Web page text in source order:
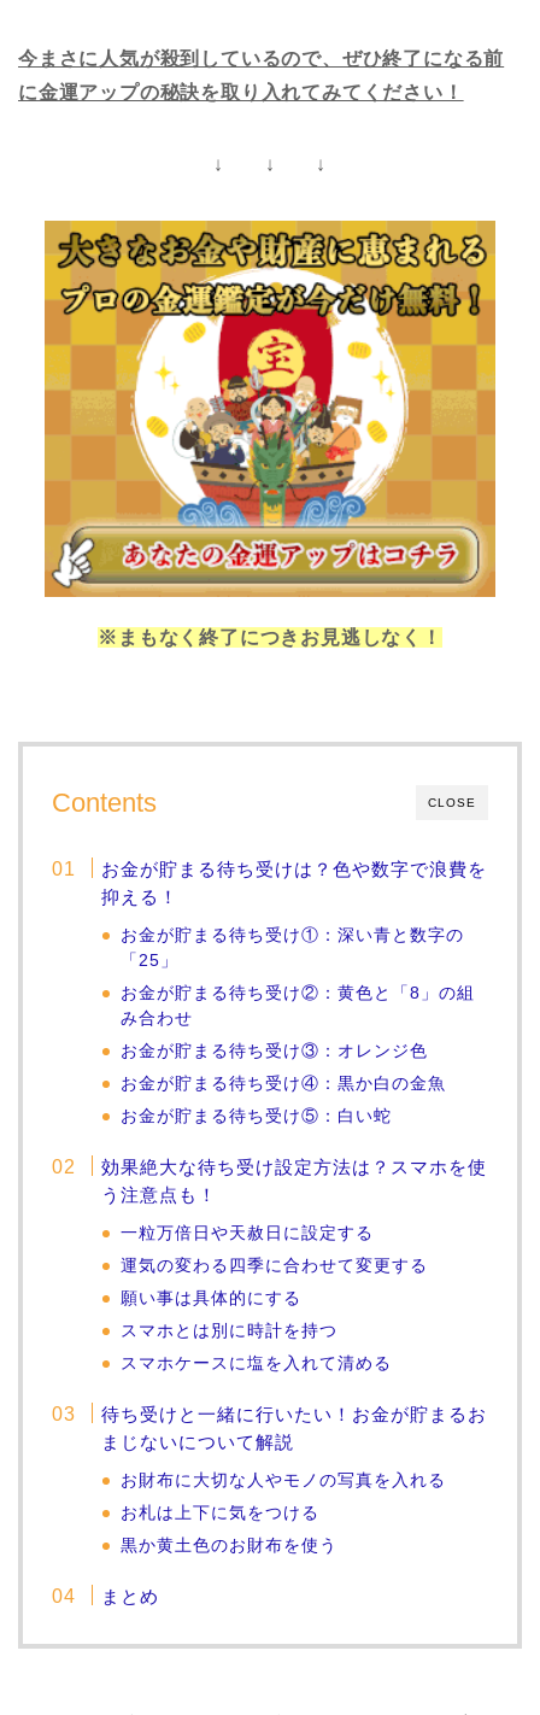
今まさに人気が殺到しているので、ぜひ終了になる前
に金運アップの秘訣を取り入れてみてください！
↓ ↓ ↓
※まもなく終了につきお見逃しなく！
CLOSE
Contents
お金が貯まる待ち受けは？色や数字で浪費を
抑える！
お金が貯まる待ち受け①：深い青と数字の
「25」
お金が貯まる待ち受け②：黄色と「8」の組
み合わせ
お金が貯まる待ち受け③：オレンジ色
お金が貯まる待ち受け④：黒か白の金魚
お金が貯まる待ち受け⑤：白い蛇
効果絶大な待ち受け設定方法は？スマホを使
う注意点も！
一粒万倍日や天赦日に設定する
運気の変わる四季に合わせて変更する
願い事は具体的にする
スマホとは別に時計を持つ
スマホケースに塩を入れて清める
待ち受けと一緒に行いたい！お金が貯まるお
まじないについて解説
お財布に大切な人やモノの写真を入れる
お札は上下に気をつける
黒か黄土色のお財布を使う
まとめ